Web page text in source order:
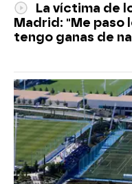
La víctima de
Madrid: "Me paso
tengo ganas de